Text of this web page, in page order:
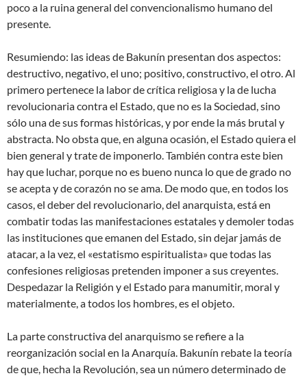
poco a la ruina general del convencionalismo humano del
presente.
Resumiendo: las ideas de Bakunín presentan dos aspectos:
destructivo, negativo, el uno; positivo, constructivo, el otro. Al
primero pertenece la labor de crítica religiosa y la de lucha
revolucionaria contra el Estado, que no es la Sociedad, sino
sólo una de sus formas históricas, y por ende la más brutal y
abstracta. No obsta que, en alguna ocasión, el Estado quiera el
bien general y trate de imponerlo. También contra este bien
hay que luchar, porque no es bueno nunca lo que de grado no
se acepta y de corazón no se ama. De modo que, en todos los
casos, el deber del revolucionario, del anarquista, está en
combatir todas las manifestaciones estatales y demoler todas
las instituciones que emanen del Estado, sin dejar jamás de
atacar, a la vez, el «estatismo espiritualista» que todas las
confesiones religiosas pretenden imponer a sus creyentes.
Despedazar la Religión y el Estado para manumitir, moral y
materialmente, a todos los hombres, es el objeto.
La parte constructiva del anarquismo se refiere a la
reorganización social en la Anarquía. Bakunín rebate la teoría
de que, hecha la Revolución, sea un número determinado de